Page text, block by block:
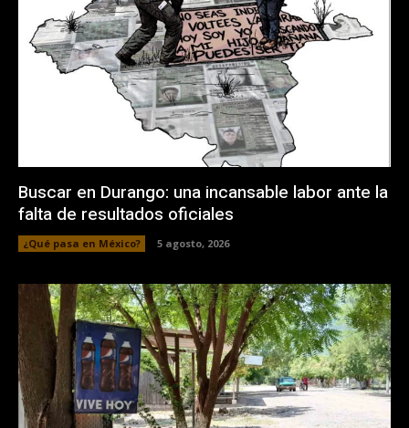
Buscar en Durango: una incansable labor ante la
falta de resultados oficiales
¿Qué pasa en México? 5 agosto, 2026